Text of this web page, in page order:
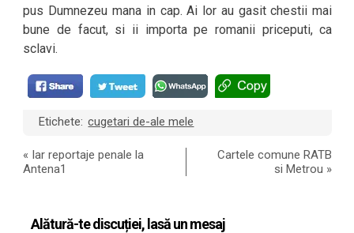
pus Dumnezeu mana in cap. Ai lor au gasit chestii mai
bune de facut, si ii importa pe romanii priceputi, ca
sclavi.
Etichete: cugetari de-ale mele
« Iar reportaje penale la
Antena1
Cartele comune RATB
si Metrou »
Alătură-te discuției, lasă un mesaj